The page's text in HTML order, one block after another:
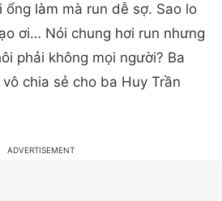
ổng làm mà run dễ sợ. Sao lo
ơi… Nói chung hơi run nhưng
phải không mọi người? Ba
chia sẻ cho ba Huy Trần